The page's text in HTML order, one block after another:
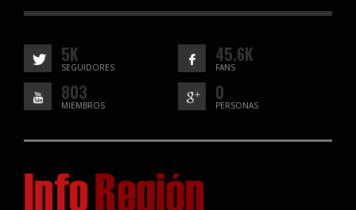
5K
SEGUIDORES
45.6K
FANS
803
MIEMBROS
0
PERSONAS